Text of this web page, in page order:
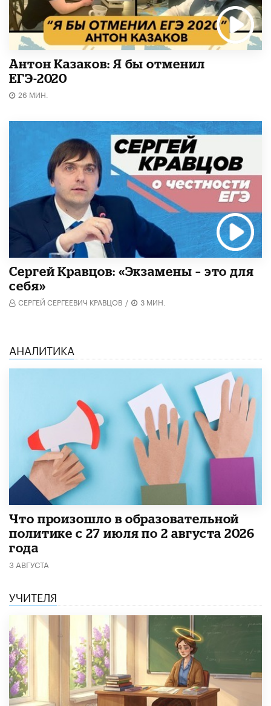
Антон Казаков: Я бы отменил
ЕГЭ-2020
26 МИН.
Сергей Кравцов: «Экзамены – это для
себя»
СЕРГЕЙ СЕРГЕЕВИЧ КРАВЦОВ / 3 МИН.
АНАЛИТИКА
​Что произошло в образовательной
политике с 27 июля по 2 августа 2026
года
3 АВГУСТА
УЧИТЕЛЯ